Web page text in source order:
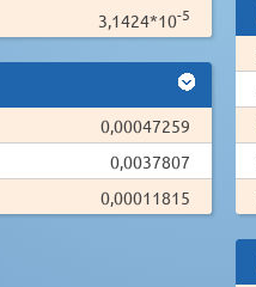
3,1424*10-5
0,00047259
0,0037807
0,00011815